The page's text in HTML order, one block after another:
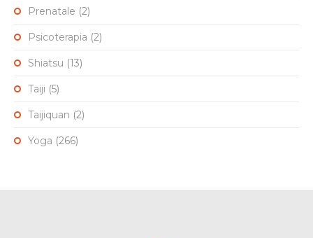
Prenatale (2)
Psicoterapia (2)
Shiatsu (13)
Taiji (5)
Taijiquan (2)
Yoga (266)